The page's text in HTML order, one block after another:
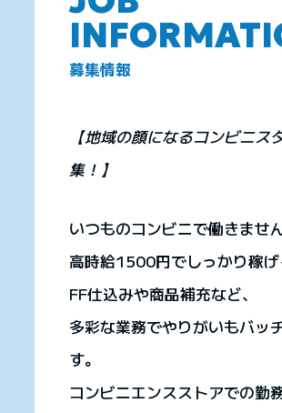
募集情報
【地域の顔になるコンビニス
集！】
いつものコンビニで働きませ
高時給1500円でしっかり稼げ
FF仕込みや商品補充など、
多彩な業務でやりがいもバッ
す。
コンビニエンスストアでの勤